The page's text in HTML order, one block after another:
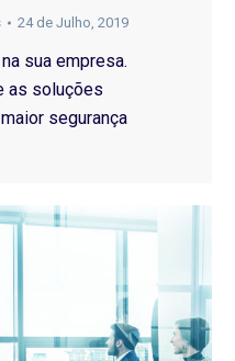
24 de Julho, 2019
sua empresa.
as soluções
segurança